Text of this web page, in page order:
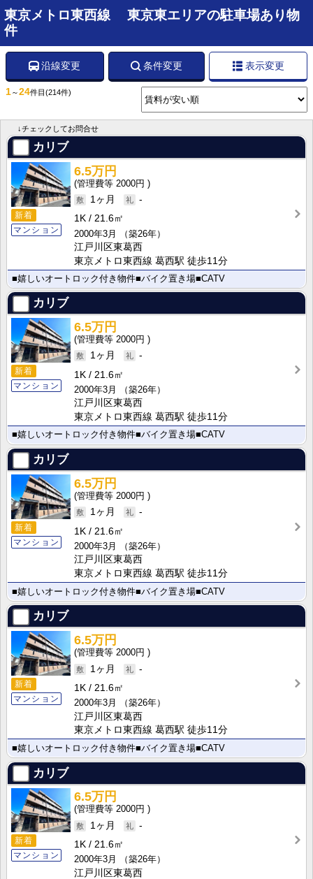
東京メトロ東西線 東京東エリアの駐車場あり物
件
沿線変更 条件変更 表示変更
1～24件目 (214件)
↓チェックしてお問合せ
カリブ
新着
マンション
6.5万円
2000円
1ヶ月
-
1K
21.6㎡
2000年3月
（築26年）
江戸川区東葛西
東京メトロ東西線 葛西駅 徒歩11分
■嬉しいオートロック付き物件■バイク置き場■CATV
カリブ
新着
マンション
6.5万円
2000円
1ヶ月
-
1K
21.6㎡
2000年3月
（築26年）
江戸川区東葛西
東京メトロ東西線 葛西駅 徒歩11分
■嬉しいオートロック付き物件■バイク置き場■CATV
カリブ
新着
マンション
6.5万円
2000円
1ヶ月
-
1K
21.6㎡
2000年3月
（築26年）
江戸川区東葛西
東京メトロ東西線 葛西駅 徒歩11分
■嬉しいオートロック付き物件■バイク置き場■CATV
カリブ
新着
マンション
6.5万円
2000円
1ヶ月
-
1K
21.6㎡
2000年3月
（築26年）
江戸川区東葛西
東京メトロ東西線 葛西駅 徒歩11分
■嬉しいオートロック付き物件■バイク置き場■CATV
カリブ
新着
マンション
6.5万円
2000円
1ヶ月
-
1K
21.6㎡
2000年3月
（築26年）
江戸川区東葛西